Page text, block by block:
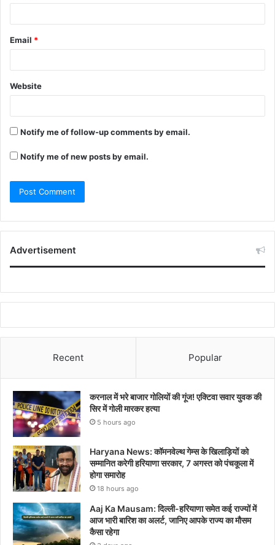
Email *
Website
Notify me of follow-up comments by email.
Notify me of new posts by email.
Advertisement
Recent Popular
करनाल में भरे बाजार गोलियों की गूंज! एक्टिवा सवार युवक की
सिर में गोली मारकर हत्या
5 hours ago
Haryana News: कॉमनवेल्थ गेम्स के खिलाड़ियों को
सम्मानित करेगी हरियाणा सरकार, 7 अगस्त को पंचकूला में
होगा समारोह
18 hours ago
Aaj Ka Mausam: दिल्ली-हरियाणा समेत कई राज्यों में
आज भारी बारिश का अलर्ट, जानिए आपके राज्य का मौसम
कैसा रहेगा